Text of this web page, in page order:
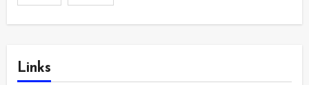
Links